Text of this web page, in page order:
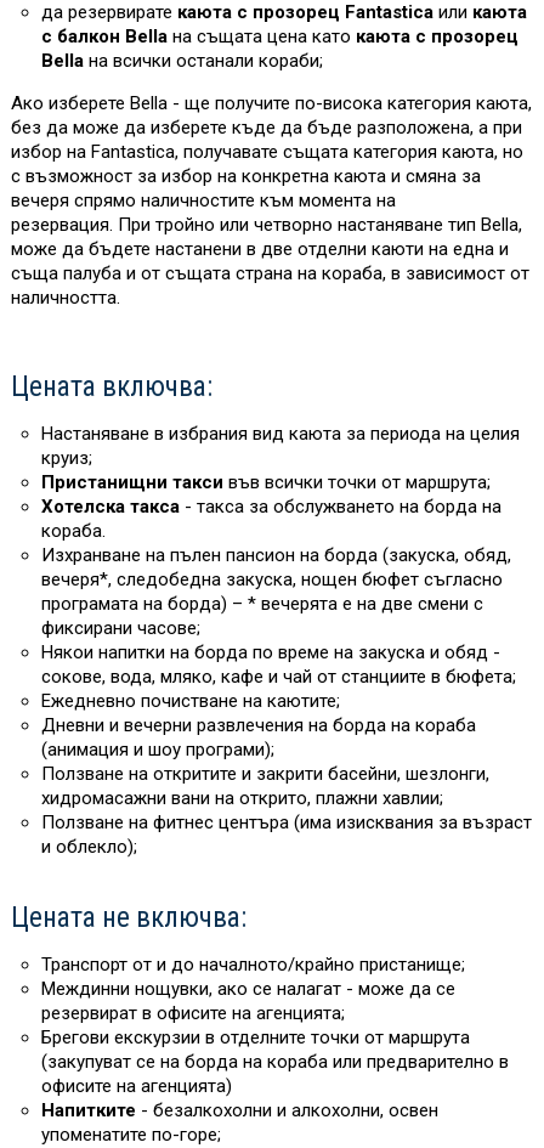
да резервирате каюта с прозорец Fantasticaили каюта
с балкон Bellaна същата цена като каюта с прозорец
Bella на всички останали кораби;
Ако изберете Bella - ще получите по-висока категория каюта,
без да може да изберете къде да бъде разположена, а при
избор на Fantastica, получавате същата категория каюта, но
с възможност за избор на конкретна каюта и смяна за
вечеря спрямо наличностите към момента на
резервация. При тройно или четворно настаняване тип Bella,
може да бъдете настанени в две отделни каюти на една и
съща палуба и от същата страна на кораба, в зависимост от
наличността.
Цената включва:
Настаняване в избрания вид каюта за периода на целия
круиз;
Пристанищни такси във всички точки от маршрута;
Хотелска такса - такса за обслужването на борда на
кораба.
Изхранване на пълен пансион на борда (закуска, обяд,
вечеря*, следобедна закуска, нощен бюфет съгласно
програмата на борда) – * вечерята е на две смени с
фиксирани часове;
Някои напитки на борда по време на закуска и обяд -
сокове, вода, мляко, кафе и чай от станциите в бюфета;
Ежедневно почистване на каютите;
Дневни и вечерни развлечения на борда на кораба
(анимация и шоу програми);
Ползване на откритите и закрити басейни, шезлонги,
хидромасажни вани на открито, плажни хавлии;
Ползване на фитнес центъра (има изисквания за възраст
и облекло);
Цената не включва:
Транспорт от и до началното/крайно пристанище;
Междинни нощувки, ако се налагат - може да се
резервират в офисите на агенцията;
Брегови екскурзии в отделните точки от маршрута
(закупуват се на борда на кораба или предварително в
офисите на агенцията)
Напитките - безалкохолни и алкохолни, освен
упоменатите по-горе;